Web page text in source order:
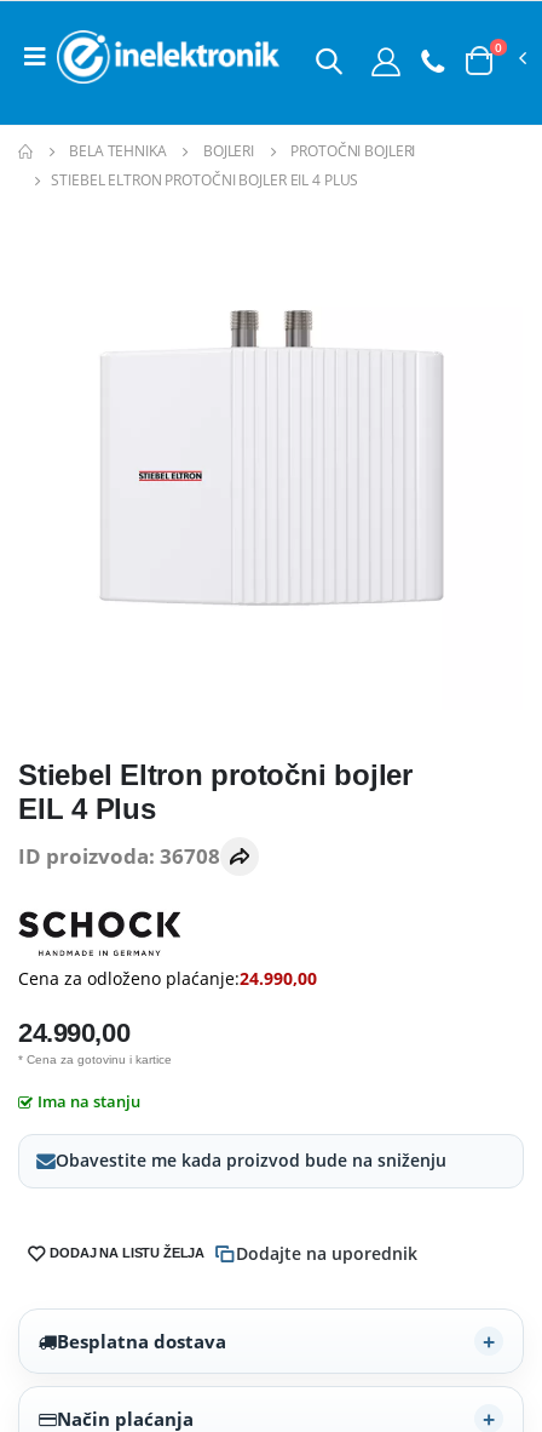
0
BELA TEHNIKA BOJLERI
PROTOČNI BOJLERI
STIEBEL ELTRON PROTOČNI BOJLER EIL 4 PLUS
Stiebel Eltron protočni bojler
EIL 4 Plus
ID proizvoda: 36708
Cena za odloženo plaćanje:24.990,00
24.990,00
* Cena za gotovinu i kartice
Ima na stanju
Obavestite me kada proizvod bude na sniženju
DODAJ NA LISTU ŽELJA Dodajte na uporednik
Besplatna dostava
Način plaćanja